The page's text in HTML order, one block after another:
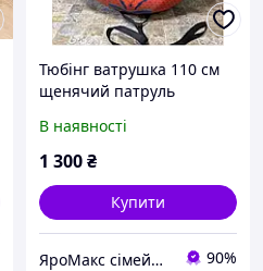
Тюбінг ватрушка 110 см
щенячий патруль
В наявності
1 300₴
Купити
ЯроМакс сімейний магазин 90%